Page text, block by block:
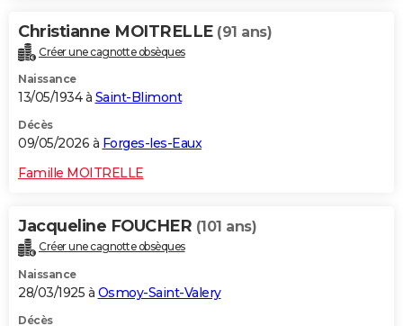
Christianne MOITRELLE (91 ans)
Créer une cagnotte obsèques
Naissance
13/05/1934 à Saint-Blimont
Décès
09/05/2026 à Forges-les-Eaux
Famille MOITRELLE
Jacqueline FOUCHER (101 ans)
Créer une cagnotte obsèques
Naissance
28/03/1925 à Osmoy-Saint-Valery
Décès